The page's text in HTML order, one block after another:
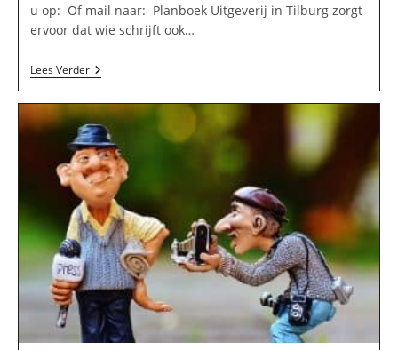
u op: Of mail naar: Planboek Uitgeverij in Tilburg zorgt
ervoor dat wie schrijft ook…
Lees VerderPlanboek
Uitgeverij
Tilburg